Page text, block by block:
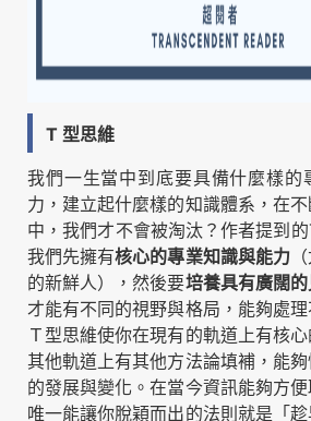
T 型思維
我們一生當中到底要具備什麼樣的
力，建立起什麼樣的知識體系，在
中，我們才不會被淘汰？作者提到
我們先擁有核心的專業知識與能力
的新鮮人），然後要培養具有廣闊
才能有不同的視野與格局，能夠處理
Ｔ型思維使你在現有的軌道上有核
其他軌道上有其他方法論填補，能
的發展與變化。在當今資訊能夠方便
唯一能讓你脫穎而出的法則就是「